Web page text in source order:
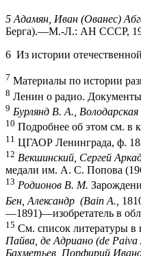
5 Адамян, Иван (Ованес)
Берга).—М.-Л.: АН СССР,
6 Из истории
7 Материалы по истории
8 Ленин о радио.
9 Бурлянд В. А.,
10 Подробнее об этом см. в
11 ЦГАОР Ленинграда, ф.
12 Векшинский, Сергей
медали им. А. С. Попова
13 Родионов В. М.
Бен, Александр (Bain А.,
—1891)—изобретатель в
15 См. список литературы
Пайва, де Адриано (de Paiva
Бахметьев, Порфирий